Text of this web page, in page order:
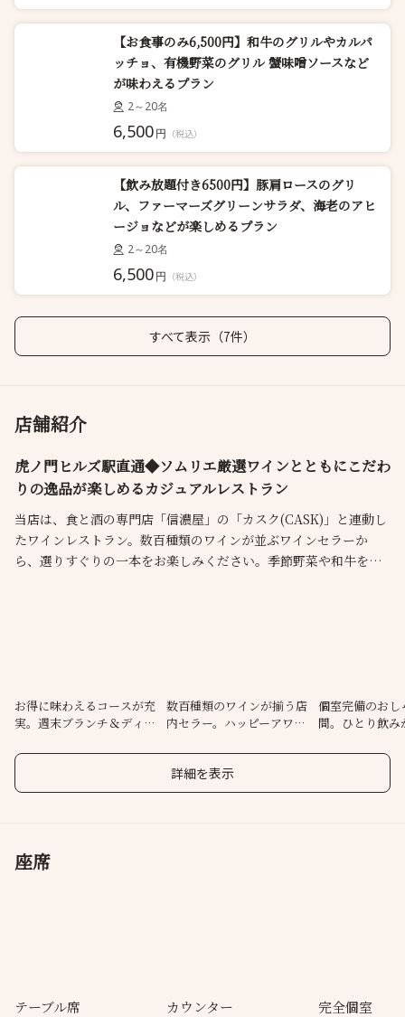
【お食事のみ6,500円】和牛のグリルやカルパ
ッチョ、有機野菜のグリル 蟹味噌ソースなど
が味わえるプラン
2～20名
6,500円 （税込）
【飲み放題付き6500円】豚肩ロースのグリ
ル、ファーマーズグリーンサラダ、海老のアヒ
ージョなどが楽しめるプラン
2～20名
6,500円 （税込）
すべて表示（7件）
店舗紹介
虎ノ門ヒルズ駅直通◆ソムリエ厳選ワインとともにこだわ
りの逸品が楽しめるカジュアルレストラン
当店は、食と酒の専門店「信濃屋」の「カスク(CASK)」と連動し
たワインレストラン。数百種類のワインが並ぶワインセラーか
ら、選りすぐりの一本をお楽しみください。季節野菜や和牛を使
お得に味わえるコースが充
実。週末ブランチ＆ディナ
数百種類のワインが揃う店
内セラー。ハッピーアワー
個室完備のおし
間。ひとり飲み
詳細を表示
座席
テーブル席 カウンター 完全個室